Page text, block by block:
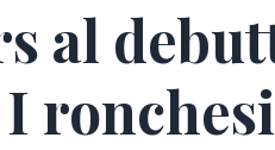
al